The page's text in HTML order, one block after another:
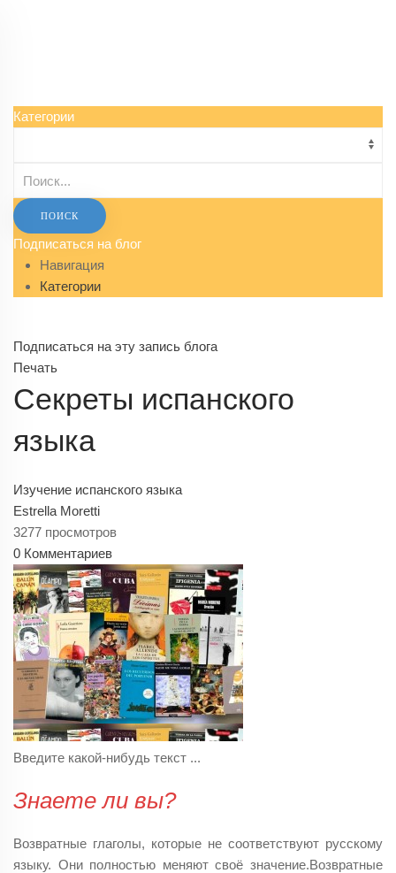
Категории
ПОИСК
Подписаться на блог
Навигация
Категории
Подписаться на эту запись блога
Печать
Секреты испанского
языка
Изучение испанского языка
Estrella Moretti
3277 просмотров
0 Комментариев
Введите какой-нибудь текст ...
Знаете ли вы?
Возвратные глаголы, которые не соответствуют русскому
языку. Они полностью меняют своё значение.Возвратные